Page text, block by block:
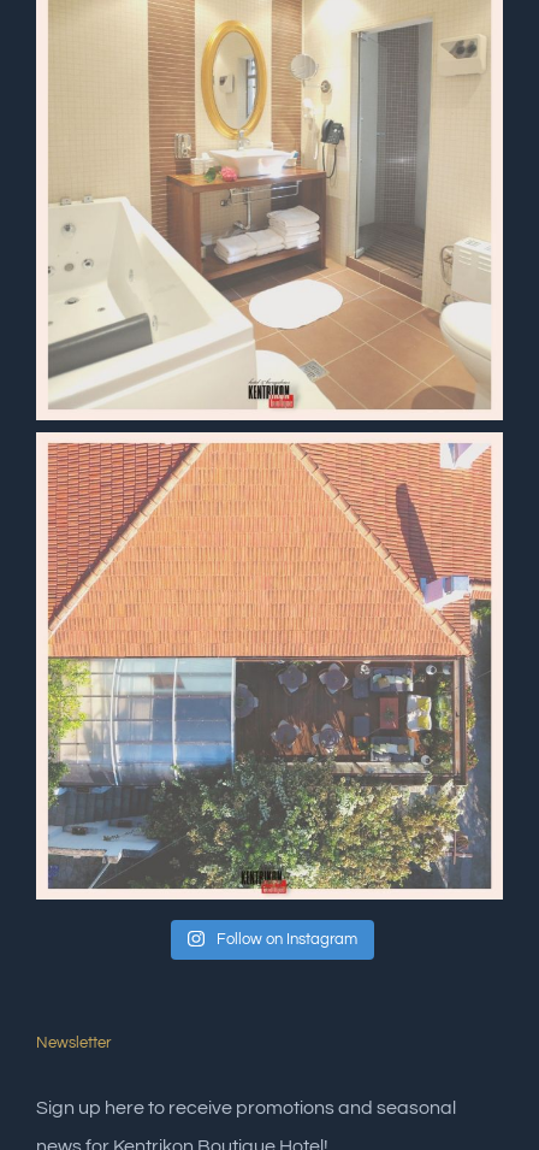
Follow on Instagram
Newsletter
Sign up here to receive promotions and seasonal